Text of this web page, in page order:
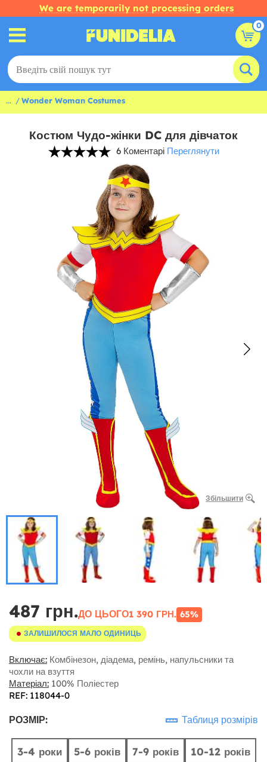
We are temporarily not processing orders
0
... Wonder Woman Costumes
Костюм Чудо-жінки DC для дівчаток
6 Коментарі Переглянути
Збільшити
487 грн.ДО ЦЬОГО1 390 ГРН. 65%
ЗАЛИШИЛОСЯ МАЛО ОДИНИЦЬ
Включає: Комбінезон, діадема, ремінь, напульсники та
чохли на взуття
Матеріал: 100% Поліестер
REF: 118044-0
РОЗМІР: Таблиця розмірів
3-4 роки 5-6 років 7-9 років 10-12 років